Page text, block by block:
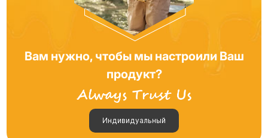
Вам нужно, чтобы мы настроили Ваш
продукт?
Индивидуальный